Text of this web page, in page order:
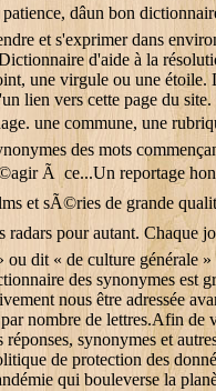
dâun bon
et s'exprimer dans
d'aide à la
une virgule ou une
lien vers cette page du
une commune, une
des mots
Ã ce...Un reportage
et sÃ©ries de grande
radars pour autant.
dit « de culture générale
des synonymes est
nous être adressée
nombre de lettres.Afin de
synonymes et
de protection des
qui bouleverse la